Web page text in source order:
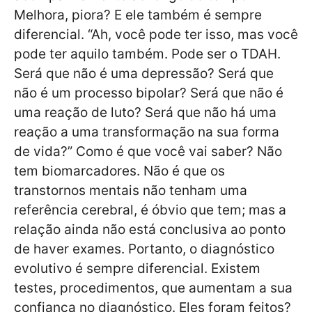
Melhora, piora? E ele também é sempre
diferencial. “Ah, você pode ter isso, mas você
pode ter aquilo também. Pode ser o TDAH.
Será que não é uma depressão? Será que
não é um processo bipolar? Será que não é
uma reação de luto? Será que não há uma
reação a uma transformação na sua forma
de vida?” Como é que você vai saber? Não
tem biomarcadores. Não é que os
transtornos mentais não tenham uma
referência cerebral, é óbvio que tem; mas a
relação ainda não está conclusiva ao ponto
de haver exames. Portanto, o diagnóstico
evolutivo é sempre diferencial. Existem
testes, procedimentos, que aumentam a sua
confiança no diagnóstico. Eles foram feitos?